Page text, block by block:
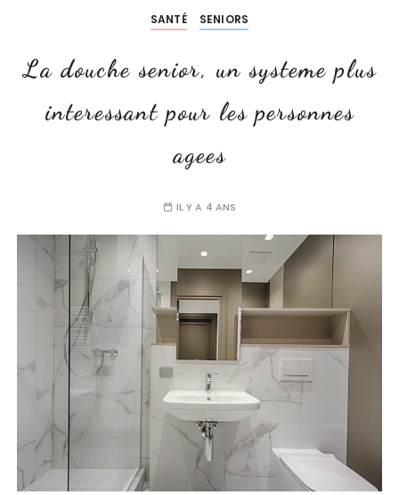
SANTÉ SENIORS
La douche senior, un systeme plus
interessant pour les personnes
agees
IL Y A 4 ANS